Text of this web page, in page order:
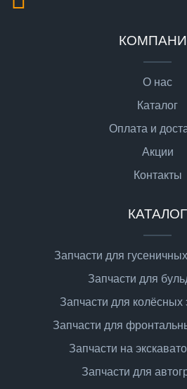
О нас
Каталог
Оплата и
Акции
Контакты
КАТАЛОГ
Запчасти для
Запчасти для
Запчасти для колёсных
Запчасти для
Запчасти на
Запчасти для